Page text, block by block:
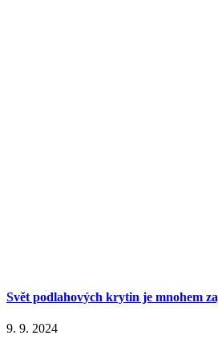
Svět podlahových krytin je mnohem
9. 9. 2024